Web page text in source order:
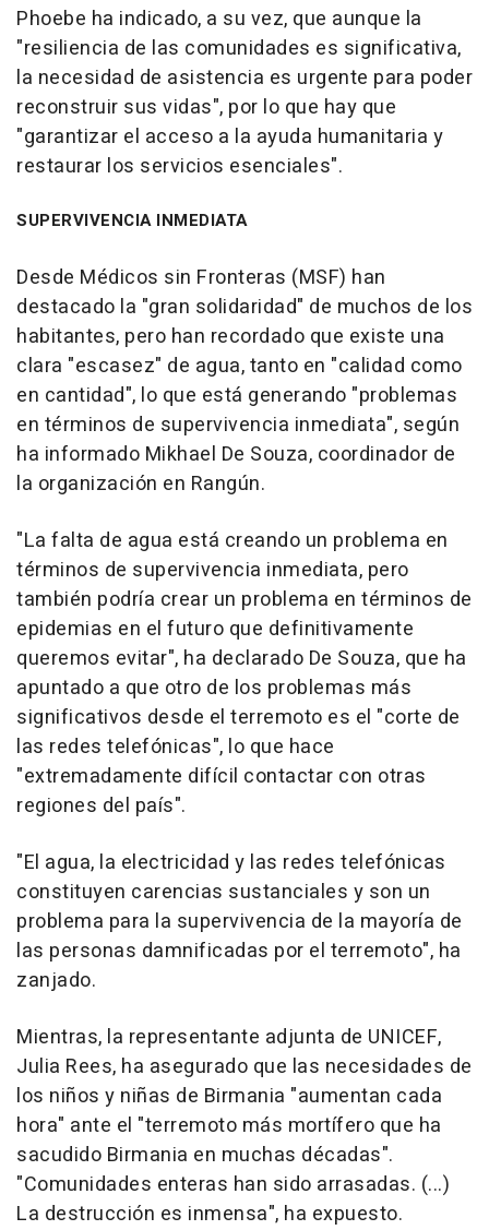
Phoebe ha indicado, a su vez, que aunque la
"resiliencia de las comunidades es significativa,
la necesidad de asistencia es urgente para poder
reconstruir sus vidas", por lo que hay que
"garantizar el acceso a la ayuda humanitaria y
restaurar los servicios esenciales".
SUPERVIVENCIA INMEDIATA
Desde Médicos sin Fronteras (MSF) han
destacado la "gran solidaridad" de muchos de los
habitantes, pero han recordado que existe una
clara "escasez" de agua, tanto en "calidad como
en cantidad", lo que está generando "problemas
en términos de supervivencia inmediata", según
ha informado Mikhael De Souza, coordinador de
la organización en Rangún.
"La falta de agua está creando un problema en
términos de supervivencia inmediata, pero
también podría crear un problema en términos de
epidemias en el futuro que definitivamente
queremos evitar", ha declarado De Souza, que ha
apuntado a que otro de los problemas más
significativos desde el terremoto es el "corte de
las redes telefónicas", lo que hace
"extremadamente difícil contactar con otras
regiones del país".
"El agua, la electricidad y las redes telefónicas
constituyen carencias sustanciales y son un
problema para la supervivencia de la mayoría de
las personas damnificadas por el terremoto", ha
zanjado.
Mientras, la representante adjunta de UNICEF,
Julia Rees, ha asegurado que las necesidades de
los niños y niñas de Birmania "aumentan cada
hora" ante el "terremoto más mortífero que ha
sacudido Birmania en muchas décadas".
"Comunidades enteras han sido arrasadas. (...)
La destrucción es inmensa", ha expuesto.